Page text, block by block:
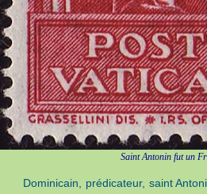
Saint Antonin fut un
Dominicain, prédicateur, saint